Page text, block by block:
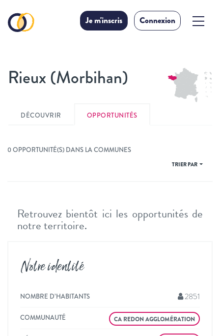
Je m'inscris Connexion
Rieux (Morbihan)
DÉCOUVRIR OPPORTUNITÉS
0 OPPORTUNITÉ(S) DANS LA COMMUNES
TRIER PAR
Retrouvez bientôt ici les opportunités de
notre territoire.
Notre identité
NOMBRE D’HABITANTS 2851
COMMUNAUTÉ CA REDON AGGLOMÉRATION